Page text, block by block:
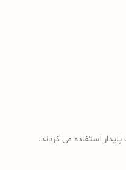
استفاده می کردند.